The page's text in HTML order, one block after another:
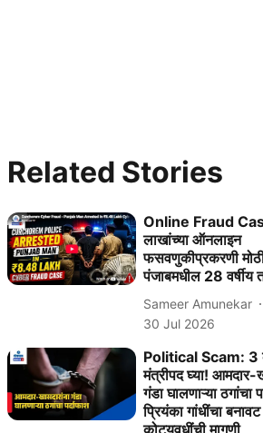
Related Stories
Online Fraud
लाखांच्या ऑनलाइन
फसवणुकीप्रकरणी
पंजाबमधील 28
Sameer Amunekar
30 Jul 2026
Political Scam: 3
मंत्रीपद घ्या! आमदार-
गंडा घालणाऱ्या ठगांचा
प्रियंका गांधींचा
कोट्यवधींची मागणी